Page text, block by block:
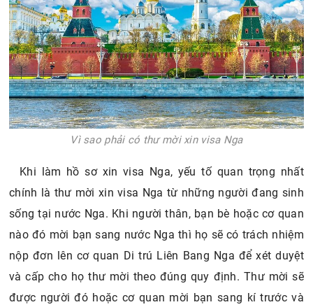
Vì sao phải có thư mời xin visa Nga
Khi làm hồ sơ xin visa Nga, yếu tố quan trọng nhất
chính là thư mời xin visa Nga từ những người đang sinh
sống tại nước Nga. Khi người thân, bạn bè hoặc cơ quan
nào đó mời bạn sang nước Nga thì họ sẽ có trách nhiệm
nộp đơn lên cơ quan Di trú Liên Bang Nga để xét duyệt
và cấp cho họ thư mời theo đúng quy định. Thư mời sẽ
được người đó hoặc cơ quan mời bạn sang kí trước và